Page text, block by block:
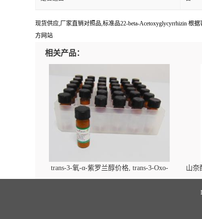
现货供应,厂家直销对照品,标准品22-beta-Acetoxyglycyrrhizin 根
方网站
相关产品：
trans-3-氧-α-紫罗兰醇价格, trans-3-Oxo-
alpha-ionol对照品, CAS号:896107-70-3
山奈
beta-